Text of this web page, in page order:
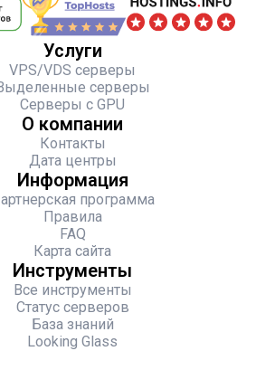
Услуги
VPS/VDS серверы
серверы
Серверы с GPU
О компании
Контакты
Дата центры
Информация
программа
Правила
FAQ
Карта сайта
Инструменты
Все инструменты
Статус серверов
База знаний
Looking Glass